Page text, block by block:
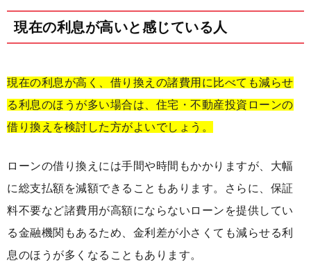
現在の利息が高いと感じている人
現在の利息が高く、借り換えの諸費用に比べても減らせ
る利息のほうが多い場合は、住宅・不動産投資ローンの
借り換えを検討した方がよいでしょう。
ローンの借り換えには手間や時間もかかりますが、大幅
に総支払額を減額できることもあります。さらに、保証
料不要など諸費用が高額にならないローンを提供してい
る金融機関もあるため、金利差が小さくても減らせる利
息のほうが多くなることもあります。